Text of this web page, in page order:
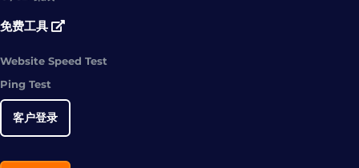
免费工具
Website Speed Test
Ping Test
客户登录